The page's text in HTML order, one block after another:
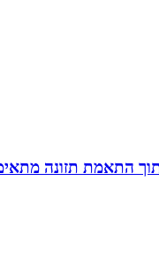
תוך התאמת תזונה